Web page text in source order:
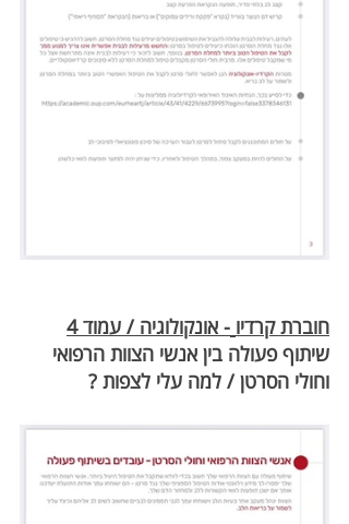
חוברת קרדיו - אונקולוגיה / עמוד 4
שיתוף פעולה בין אנשי הצוות הרפואי
וחולי הסרטן / למה עלי לצפות ?